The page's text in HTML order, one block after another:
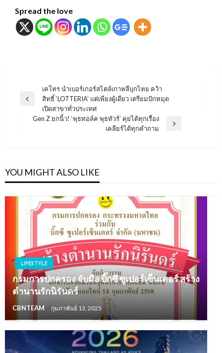
Spread the love
แนะแนว
เรื่อง
Previous
เคโทร นำเบอร์เกอร์สไตล์เกาหลีบุกไทย คว้า
สิทธิ์ ‘LOTTERIA’ แต่เพียงผู้เดียว เตรียมปักหมุด
เปิดสาขาทั่วประเทศ
Gen Z ยกนิ้ว! ‘พุธทอล์ค พุธทัวร์’ คุยได้ทุกเรื่อง
เคลียร์ได้ทุกคำถาม
YOU MIGHT ALSO LIKE
LIFESTYLE
กรมการปกครอง จับมือ บิ๊กซี ซูเปอร์เซ็นเตอร์ สร้าง
ตำนานรักนิรันดร์
CBNTEAM กุมภาพันธ์ 13, 2025